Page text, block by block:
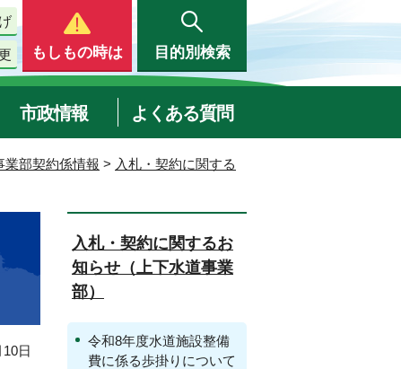
もしもの時は 目的別検索
市政情報 よくある質問
業部契約係情報 > 入札・契約に関する
日
入札・契約に関するお
知らせ（上下水道事業
部）
令和8年度水道施設整備
費に係る歩掛りについて